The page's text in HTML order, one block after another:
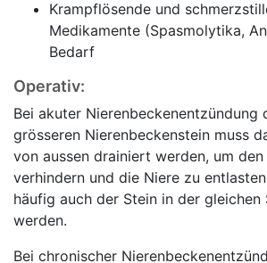
Krampflösende und
Medikamente (Spasmolytika,
Bedarf
Operativ:
Bei akuter Nierenbeckenentzündung
grösseren Nierenbeckenstein muss
von aussen drainiert werden, um den
verhindern und die Niere zu
häufig auch der Stein in der
werden.
Bei chronischer